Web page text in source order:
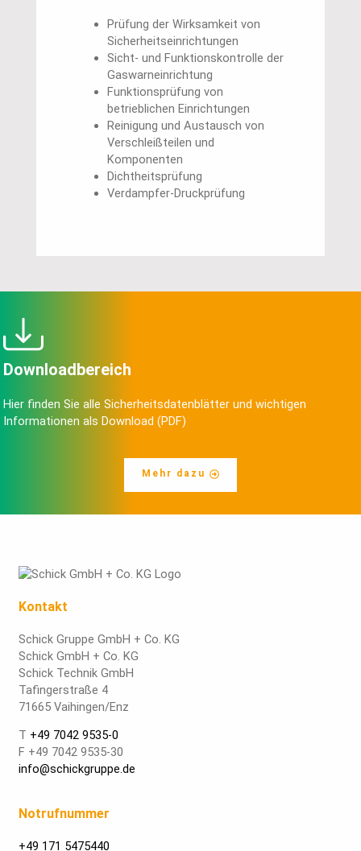
Prüfung der Wirksamkeit von
Sicherheitseinrichtungen
Sicht- und Funktionskontrolle der
Gaswarneinrichtung
Funktionsprüfung von
betrieblichen Einrichtungen
Reinigung und Austausch von
Verschleißteilen und
Komponenten
Dichtheitsprüfung
Verdampfer-Druckprüfung
Downloadbereich
Hier finden Sie alle Sicherheitsdatenblätter und wichtigen
Informationen als Download (PDF)
Mehr dazu
Kontakt
Schick Gruppe GmbH + Co. KG
Schick GmbH + Co. KG
Schick Technik GmbH
Tafingerstraße 4
71665 Vaihingen/Enz
T +49 7042 9535-0
F +49 7042 9535-30
info@schickgruppe.de
Notrufnummer
+49 171 5475440